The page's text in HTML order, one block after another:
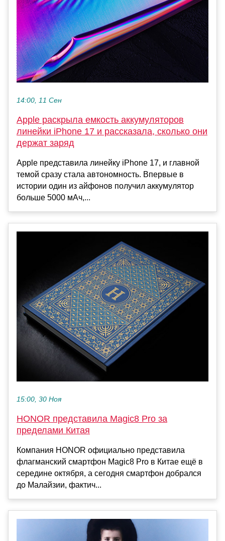
14:00, 11 Сен
Apple раскрыла емкость аккумуляторов
линейки iPhone 17 и рассказала, сколько они
держат заряд
Apple представила линейку iPhone 17, и главной
темой сразу стала автономность. Впервые в
истории один из айфонов получил аккумулятор
больше 5000 мАч,...
15:00, 30 Ноя
HONOR представила Magic8 Pro за
пределами Китая
Компания HONOR официально представила
флагманский смартфон Magic8 Pro в Китае ещё в
середине октября, а сегодня смартфон добрался
до Малайзии, фактич...